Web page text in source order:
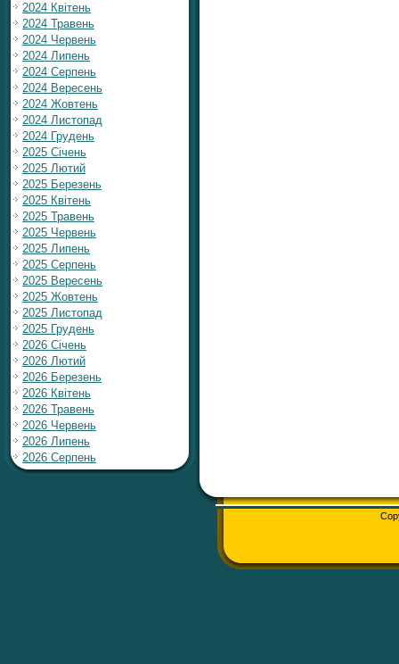
2024 Квітень
2024 Травень
2024 Червень
2024 Липень
2024 Серпень
2024 Вересень
2024 Жовтень
2024 Листопад
2024 Грудень
2025 Січень
2025 Лютий
2025 Березень
2025 Квітень
2025 Травень
2025 Червень
2025 Липень
2025 Серпень
2025 Вересень
2025 Жовтень
2025 Листопад
2025 Грудень
2026 Січень
2026 Лютий
2026 Березень
2026 Квітень
2026 Травень
2026 Червень
2026 Липень
2026 Серпень